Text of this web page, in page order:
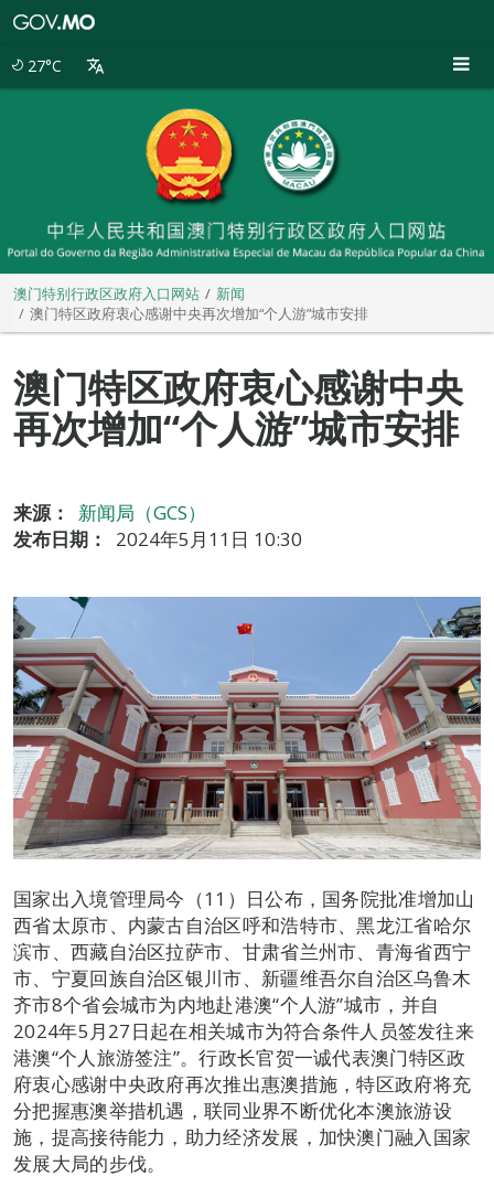
27°C
澳门特别行政区政府入口网站
新闻
澳门特区政府衷心感谢中央再次增加“个人游”城市安排
澳门特区政府衷心感谢中央
再次增加“个人游”城市安排
来源：
新闻局（GCS）
发布日期：
2024年5月11日 10:30
国家出入境管理局今（11）日公布，国务院批准增加山
西省太原市、内蒙古自治区呼和浩特市、黑龙江省哈尔
滨市、西藏自治区拉萨市、甘肃省兰州市、青海省西宁
市、宁夏回族自治区银川市、新疆维吾尔自治区乌鲁木
齐市8个省会城市为内地赴港澳“个人游”城市，并自
2024年5月27日起在相关城市为符合条件人员签发往来
港澳“个人旅游签注”。行政长官贺一诚代表澳门特区政
府衷心感谢中央政府再次推出惠澳措施，特区政府将充
分把握惠澳举措机遇，联同业界不断优化本澳旅游设
施，提高接待能力，助力经济发展，加快澳门融入国家
发展大局的步伐。